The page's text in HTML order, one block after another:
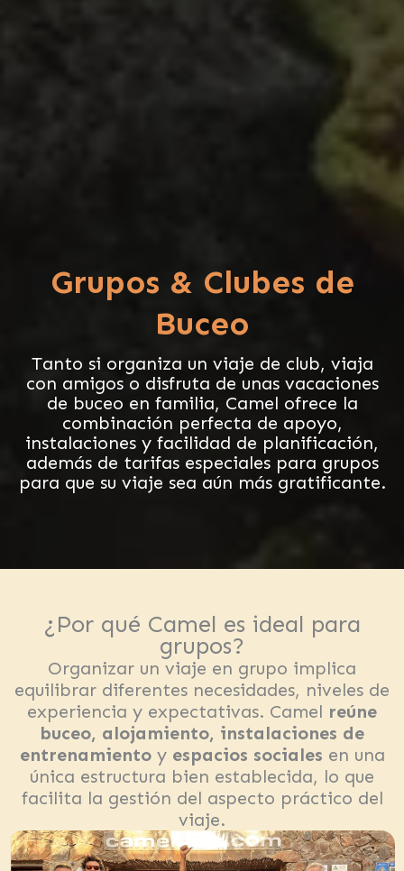
Grupos & Clubes de
Buceo
Tanto si organiza un viaje de club, viaja
con amigos o disfruta de unas vacaciones
de buceo en familia, Camel ofrece la
combinación perfecta de apoyo,
instalaciones y facilidad de planificación,
además de tarifas especiales para grupos
para que su viaje sea aún más gratificante.
¿Por qué Camel es ideal para
grupos?
Organizar un viaje en grupo implica
equilibrar diferentes necesidades, niveles de
experiencia y expectativas. Camel reúne
buceo, alojamiento, instalaciones de
entrenamientoy espacios sociales en una
única estructura bien establecida, lo que
facilita la gestión del aspecto práctico del
viaje.